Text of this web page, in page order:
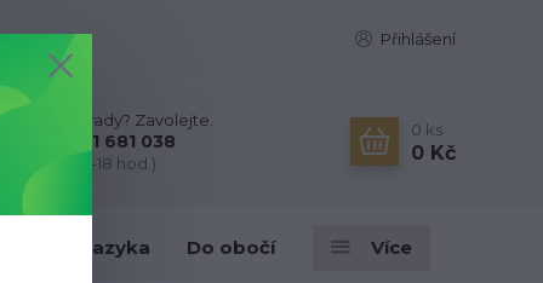
Přihlášení
Nevíte si rady? Zavolejte.
+420 731 681 038
(Po-Ne, 9-18 hod.)
0 ks
0 Kč
Do jazyka Do obočí Více